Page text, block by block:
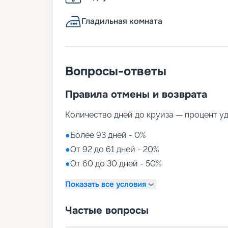
Гладильная комната
Вопросы-ответы
Правила отмены и возврата
Количество дней до круиза — процент
●Более 93 дней - 0%
●От 92 до 61 дней - 20%
●От 60 до 30 дней - 50%
Показать все условия
Частые вопросы